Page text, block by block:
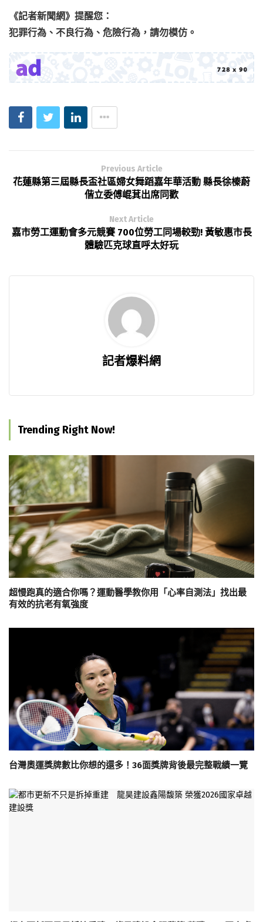
《記者新聞網》提醒您：
犯罪行為、不良行為、危險行為，請勿模仿。
Previous Article
花蓮縣第三屆縣長盃社區婦女舞蹈嘉年華活動 縣長徐榛蔚
偕立委傅崐萁出席同歡
Next Article
嘉市勞工運動會多元競賽 700位勞工同場較勁! 黃敏惠市長
體驗匹克球直呼太好玩
記者爆料網
Trending Right Now!
超慢跑真的適合你嗎？運動醫學教你用「心率自測法」找出最
有效的抗老有氧強度
台灣奧運獎牌數比你想的還多！36面獎牌背後最完整戰績一覽